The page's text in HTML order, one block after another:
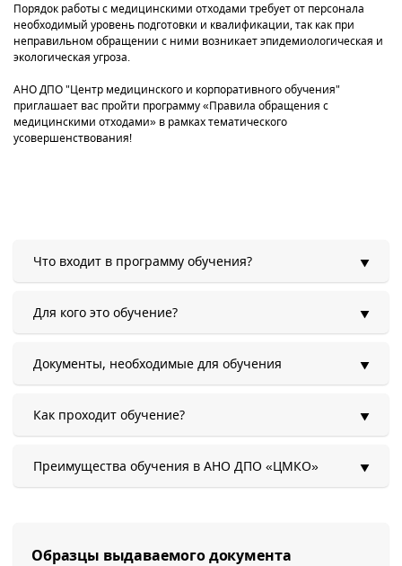
Порядок работы с медицинскими отходами требует от персонала
необходимый уровень подготовки и квалификации, так как при
неправильном обращении с ними возникает эпидемиологическая и
экологическая угроза.
АНО ДПО "Центр медицинского и корпоративного обучения"
приглашает вас пройти программу «Правила обращения с
медицинскими отходами» в рамках тематического
усовершенствования!
Что входит в программу обучения?
Для кого это обучение?
Документы, необходимые для обучения
Как проходит обучение?
Преимущества обучения в АНО ДПО «ЦМКО»
Образцы выдаваемого документа